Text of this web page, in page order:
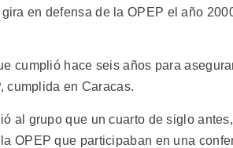
en defensa de la OPEP el año
cumplió hace seis años para
cumplida en Caracas.
al grupo que un cuarto de siglo
OPEP que participaban en una